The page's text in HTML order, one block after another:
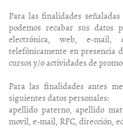
Para las finalidades
podemos recabar sus datos
electrónica, web, e-
telefónicamente en presencia
cursos y/o actividades de
Para las finalidades antes
siguientes datos personales:
apellido paterno, apellido
movil, e-mail, RFC, dirección,